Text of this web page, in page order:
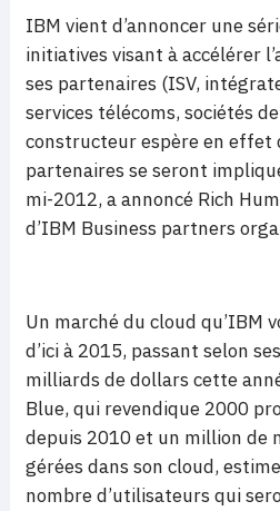
IBM vient d’annoncer une
initiatives visant à accélérer
ses partenaires (ISV,
services télécoms, sociétés
constructeur espère en effet
partenaires se seront
mi-2012, a annoncé Rich
d’IBM Business partners
Un marché du cloud qu’IBM
d’ici à 2015, passant selon
milliards de dollars cette
Blue, qui revendique 2000
depuis 2010 et un million de
gérées dans son cloud,
nombre d’utilisateurs qui